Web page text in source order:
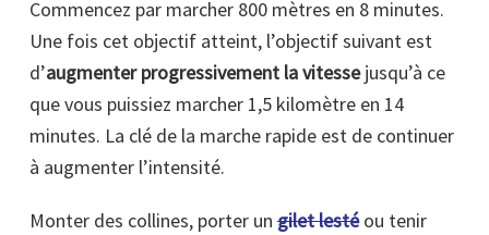
Commencez par marcher 800 mètres en 8 minutes.
Une fois cet objectif atteint, l’objectif suivant est
d’augmenter progressivement la vitessejusqu’à ce
que vous puissiez marcher 1,5 kilomètre en 14
minutes. La clé de la marche rapide est de continuer
à augmenter l’intensité.
Monter des collines, porter un gilet lestéou tenir